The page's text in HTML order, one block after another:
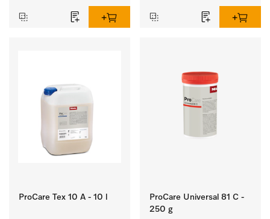
opstelling.
ProCare Tex 10 A - 10 l
ProCare Universal 81 C -
250 g